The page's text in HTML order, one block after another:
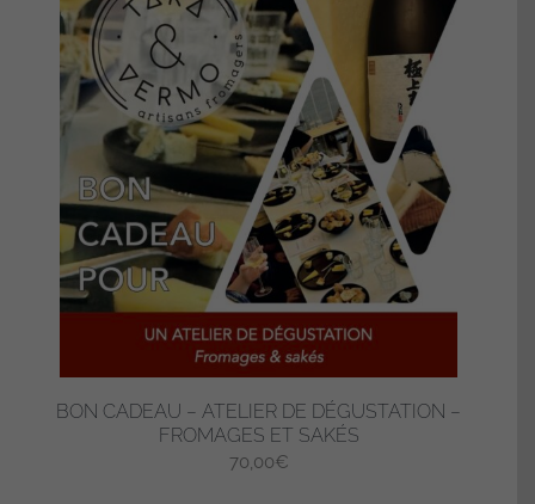
BON CADEAU – ATELIER DE DÉGUSTATION –
FROMAGES ET SAKÉS
70,00€